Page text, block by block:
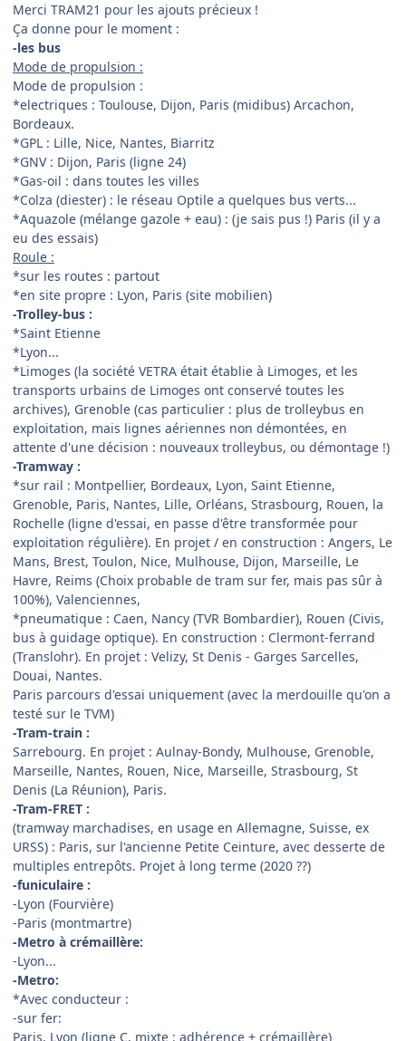
Merci TRAM21 pour les ajouts précieux !
Ça donne pour le moment :
-les bus
Mode de propulsion :
Mode de propulsion :
*electriques : Toulouse, Dijon, Paris (midibus) Arcachon,
Bordeaux.
*GPL : Lille, Nice, Nantes, Biarritz
*GNV : Dijon, Paris (ligne 24)
*Gas-oil : dans toutes les villes
*Colza (diester) : le réseau Optile a quelques bus verts...
*Aquazole (mélange gazole + eau) : (je sais pus !) Paris (il y a
eu des essais)
Roule :
*sur les routes : partout
*en site propre : Lyon, Paris (site mobilien)
-Trolley-bus :
*Saint Etienne
*Lyon...
*Limoges (la société VETRA était établie à Limoges, et les
transports urbains de Limoges ont conservé toutes les
archives), Grenoble (cas particulier : plus de trolleybus en
exploitation, mais lignes aériennes non démontées, en
attente d'une décision : nouveaux trolleybus, ou démontage !)
-Tramway :
*sur rail : Montpellier, Bordeaux, Lyon, Saint Etienne,
Grenoble, Paris, Nantes, Lille, Orléans, Strasbourg, Rouen, la
Rochelle (ligne d'essai, en passe d'être transformée pour
exploitation régulière). En projet / en construction : Angers, Le
Mans, Brest, Toulon, Nice, Mulhouse, Dijon, Marseille, Le
Havre, Reims (Choix probable de tram sur fer, mais pas sûr à
100%), Valenciennes,
*pneumatique : Caen, Nancy (TVR Bombardier), Rouen (Civis,
bus à guidage optique). En construction : Clermont-ferrand
(Translohr). En projet : Velizy, St Denis - Garges Sarcelles,
Douai, Nantes.
Paris parcours d'essai uniquement (avec la merdouille qu'on a
testé sur le TVM)
-Tram-train :
Sarrebourg. En projet : Aulnay-Bondy, Mulhouse, Grenoble,
Marseille, Nantes, Rouen, Nice, Marseille, Strasbourg, St
Denis (La Réunion), Paris.
-Tram-FRET :
(tramway marchadises, en usage en Allemagne, Suisse, ex
URSS) : Paris, sur l'ancienne Petite Ceinture, avec desserte de
multiples entrepôts. Projet à long terme (2020 ??)
-funiculaire :
-Lyon (Fourvière)
-Paris (montmartre)
-Metro à crémaillère:
-Lyon...
-Metro:
*Avec conducteur :
-sur fer:
Paris, Lyon (ligne C, mixte : adhérence + crémaillère)